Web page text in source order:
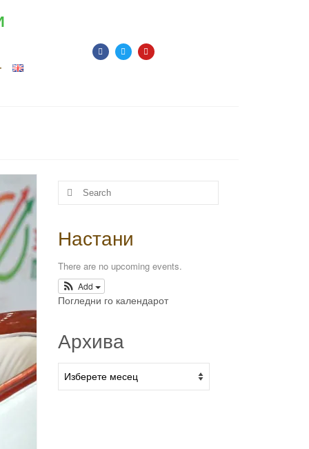
Настани
There are no upcoming events.
Add
Погледни го календарот
Архива